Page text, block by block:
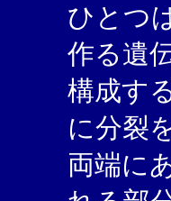
ひとつ
作る遺
構成す
に分裂
両端に